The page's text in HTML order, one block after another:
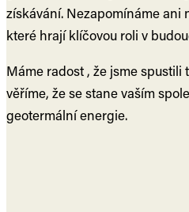
získávání. Nezapomínáme ani
které hrají klíčovou roli v
Máme radost , že jsme spustili
věříme, že se stane vaším
geotermální energie.